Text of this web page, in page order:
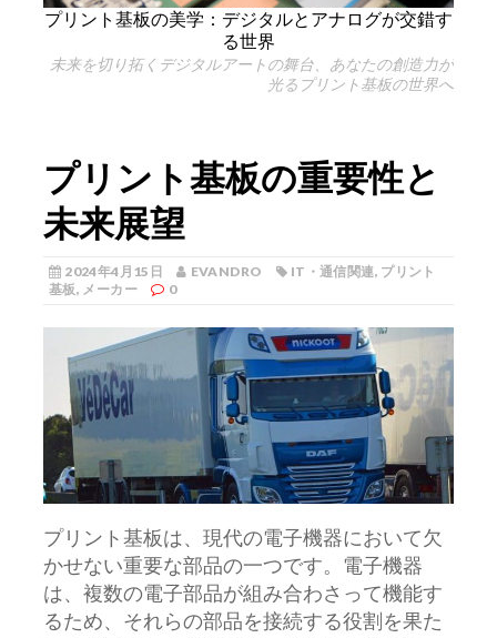
プリント基板の美学：デジタルとアナログが交錯す
る世界
未来を切り拓くデジタルアートの舞台、あなたの創造力が
光るプリント基板の世界へ
プリント基板の重要性と
未来展望
2024年4月15日 EVANDRO IT・通信関連, プリント
基板, メーカー 0
プリント基板は、現代の電子機器において欠
かせない重要な部品の一つです。 電子機器
は、複数の電子部品が組み合わさって機能す
るため、それらの部品を接続する役割を果た